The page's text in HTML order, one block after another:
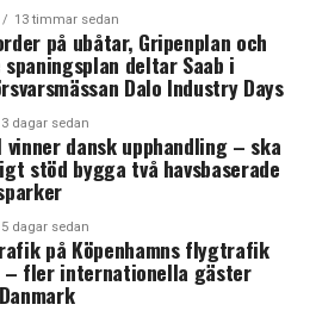
resenärer från Danmark först
på dansk mark och
på svensk mark. Ansvaret för
och tågföretagen samt
hot om ett vite på 50 000 SEK
till Sverige utan giltig och
var det tågresenärerna
av stora förseningar.
vid resa mot Sverige att
vid stationen vid
Kastrup, gick upp i
13 timmar sedan
på ubåtar, Gripenplan och
spaningsplan deltar Saab i
Dalo Industry Days
3 dagar sedan
dansk upphandling – ska
stöd bygga två havsbaserade
5 dagar sedan
på Köpenhamns flygtrafik
– fler internationella gäster